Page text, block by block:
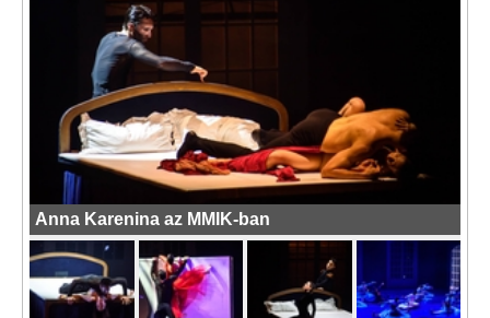
Anna Karenina az MMIK-ban